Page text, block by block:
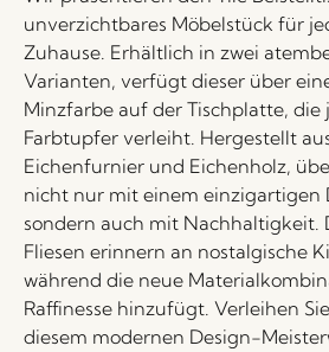
unverzichtbares Möbelstück für
Zuhause. Erhältlich in zwei
Varianten, verfügt dieser über
Minzfarbe auf der Tischplatte, die
Farbtupfer verleiht. Hergestellt
Eichenfurnier und Eichenholz,
nicht nur mit einem einzigartigen
sondern auch mit Nachhaltigkeit.
Fliesen erinnern an nostalgische
während die neue
Raffinesse hinzufügt. Verleihen
diesem modernen Design-